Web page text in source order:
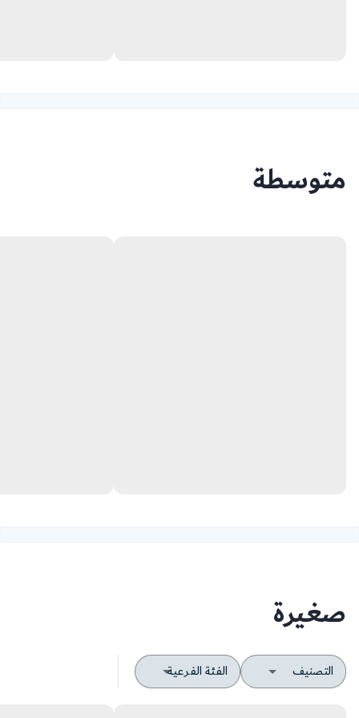
متوسطة
صغيرة
التصنيف الفئة الفرعية